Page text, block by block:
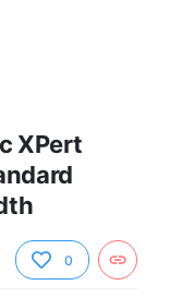
XPert
0